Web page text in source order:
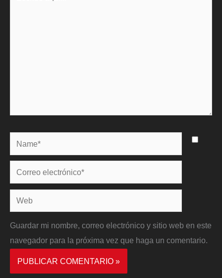
Name*
Correo
electrónico*
Web
Guardar mi nombre, correo electrónico y sitio web en este
navegador para la próxima vez que haga un comentario.